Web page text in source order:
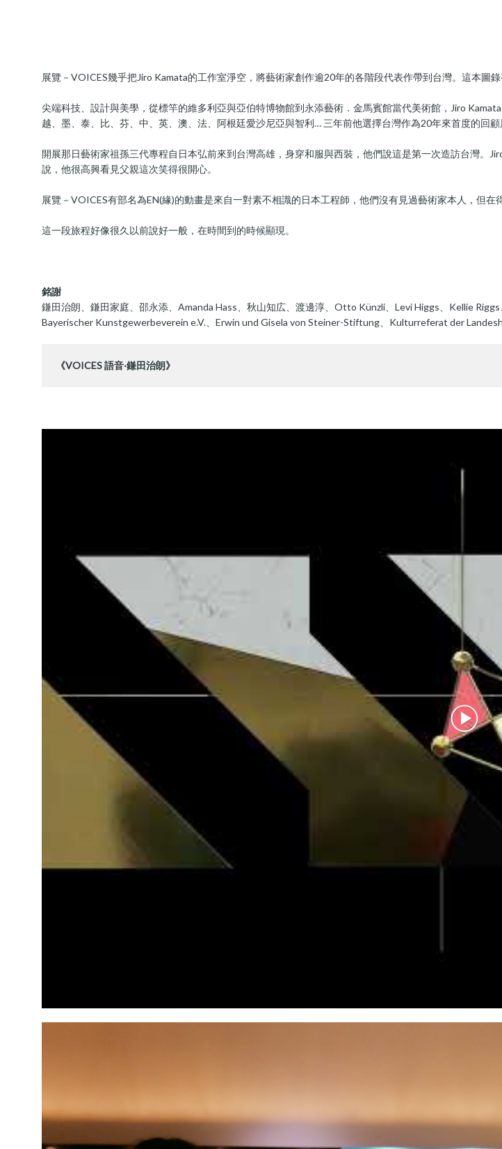
展覽－VOICES幾乎把Jiro Kamata的工作室淨空，將藝術家創作逾20年的各階段代表作帶到台灣。這本圖
尖端科技、設計與美學，從標竿的維多利亞與亞伯特博物館到永添藝術．金馬賓館當代美術館，Jiro
越、墨、泰、比、芬、中、英、澳、法、阿根廷愛沙尼亞與智利… 三年前他選擇台灣作為20年來首度的回
開展那日藝術家祖孫三代專程自日本弘前來到台灣高雄，身穿和服與西裝，他們說這是第一次造訪台灣。
說，他很高興看見父親這次笑得很開心。
展覽－VOICES有部名為EN(緣)的動畫是來自一對素不相識的日本工程師，他們沒有見過藝術家本人，但在
這一段旅程好像很久以前說好一般，在時間到的時候顯現。
銘謝
鎌田治朗、鎌田家庭、邵永添、Amanda Hass、秋山知広、渡邊淳、Otto Künzli、Levi Higgs、Kellie
Bayerischer Kunstgewerbeverein e.V.、Erwin und Gisela von Steiner-Stiftung、Kulturreferat der
《VOICES 語音‧鎌田治朗》